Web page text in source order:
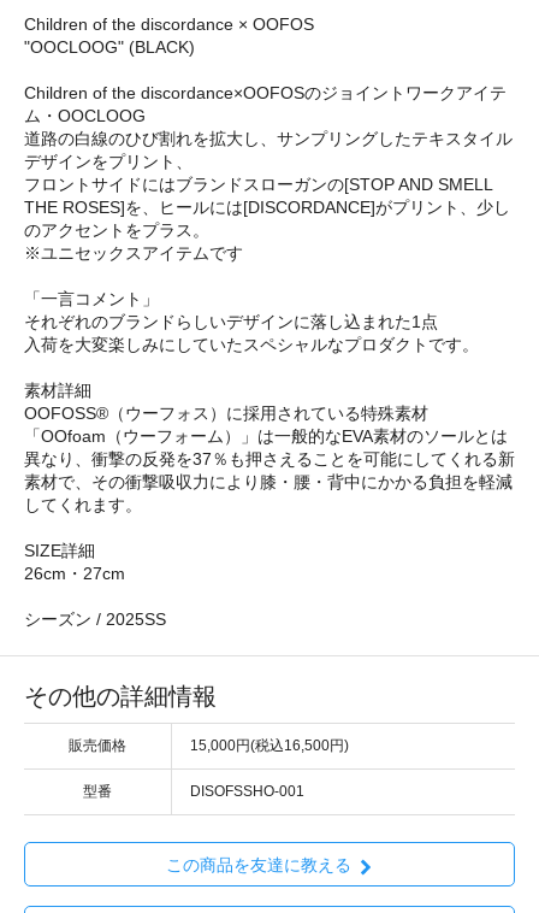
Children of the discordance × OOFOS
"OOCLOOG" (BLACK)
Children of the discordance×OOFOSのジョイントワークアイテ
ム・OOCLOOG
道路の白線のひび割れを拡大し、サンプリングしたテキスタイル
デザインをプリント、
フロントサイドにはブランドスローガンの[STOP AND SMELL
THE ROSES]を、ヒールには[DISCORDANCE]がプリント、少し
のアクセントをプラス。
※ユニセックスアイテムです
「一言コメント」
それぞれのブランドらしいデザインに落し込まれた1点
入荷を大変楽しみにしていたスペシャルなプロダクトです。
素材詳細
OOFOSS®（ウーフォス）に採用されている特殊素材
「OOfoam（ウーフォーム）」は一般的なEVA素材のソールとは
異なり、衝撃の反発を37％も押さえることを可能にしてくれる新
素材で、その衝撃吸収力により膝・腰・背中にかかる負担を軽減
してくれます。
SIZE詳細
26cm・27cm
シーズン / 2025SS
その他の詳細情報
販売価格 15,000円(税込16,500円)
型番 DISOFSSHO-001
この商品を友達に教える